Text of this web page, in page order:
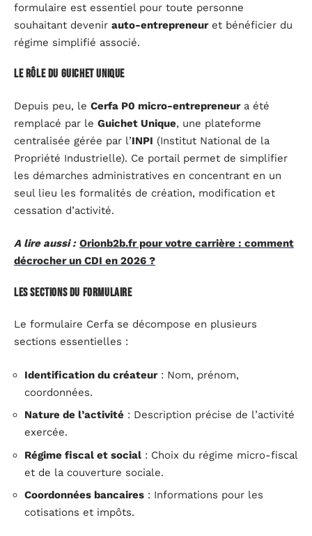
formulaire est essentiel pour toute personne
souhaitant devenir auto-entrepreneuret bénéficier du
régime simplifié associé.
Le rôle du Guichet Unique
Depuis peu, le Cerfa P0 micro-entrepreneura été
remplacé par le Guichet Unique, une plateforme
centralisée gérée par l’INPI (Institut National de la
Propriété Industrielle). Ce portail permet de simplifier
les démarches administratives en concentrant en un
seul lieu les formalités de création, modification et
cessation d’activité.
A lire aussi : Orionb2b.fr pour votre carrière : comment
décrocher un CDI en 2026 ?
Les sections du formulaire
Le formulaire Cerfa se décompose en plusieurs
sections essentielles :
Identification du créateur: Nom, prénom,
coordonnées.
Nature de l’activité : Description précise de l’activité
exercée.
Régime fiscal et social : Choix du régime micro-fiscal
et de la couverture sociale.
Coordonnées bancaires : Informations pour les
cotisations et impôts.